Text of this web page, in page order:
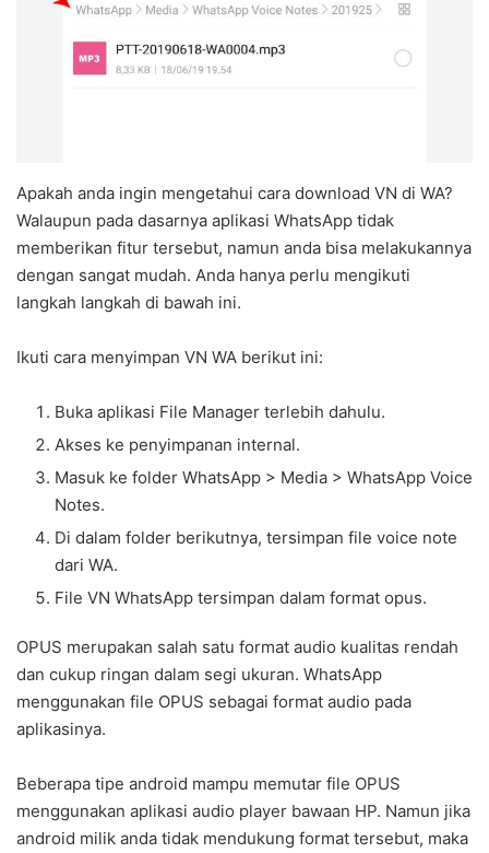
Apakah anda ingin mengetahui cara download VN di WA?
Walaupun pada dasarnya aplikasi WhatsApp tidak
memberikan fitur tersebut, namun anda bisa melakukannya
dengan sangat mudah. Anda hanya perlu mengikuti
langkah langkah di bawah ini.
Ikuti cara menyimpan VN WA berikut ini:
Buka aplikasi File Manager terlebih dahulu.
Akses ke penyimpanan internal.
Masuk ke folder WhatsApp > Media > WhatsApp Voice
Notes.
Di dalam folder berikutnya, tersimpan file voice note
dari WA.
File VN WhatsApp tersimpan dalam format opus.
OPUS merupakan salah satu format audio kualitas rendah
dan cukup ringan dalam segi ukuran. WhatsApp
menggunakan file OPUS sebagai format audio pada
aplikasinya.
Beberapa tipe android mampu memutar file OPUS
menggunakan aplikasi audio player bawaan HP. Namun jika
android milik anda tidak mendukung format tersebut, maka